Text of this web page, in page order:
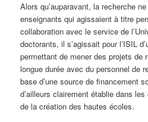
Alors qu’auparavant, la recherche
enseignants qui agissaient à titre
collaboration avec le service de
doctorants, il s’agissait pour l’ISIL
permettant de mener des projets de
longue durée avec du personnel de
base d’une source de financement
d’ailleurs clairement établie dans
de la création des hautes écoles.